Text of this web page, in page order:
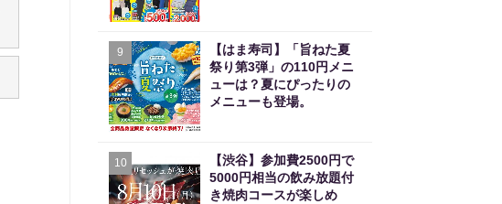
9
【はま寿司】「旨ねた夏
祭り第3弾」の110円メニ
ューは？夏にぴったりの
メニューも登場。
10
【渋谷】参加費2500円で
5000円相当の飲み放題付
き焼肉コースが楽しめ